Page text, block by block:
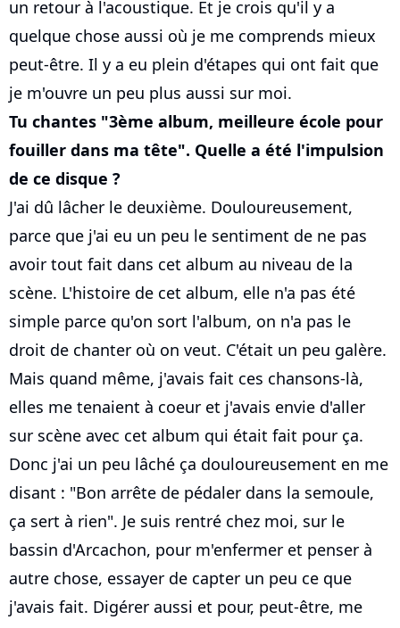
un retour à l'acoustique. Et je crois qu'il y a
quelque chose aussi où je me comprends mieux
peut-être. Il y a eu plein d'étapes qui ont fait que
je m'ouvre un peu plus aussi sur moi.
Tu chantes "3ème album, meilleure école pour
fouiller dans ma tête". Quelle a été l'impulsion
de ce disque ?
J'ai dû lâcher le deuxième. Douloureusement,
parce que j'ai eu un peu le sentiment de ne pas
avoir tout fait dans cet album au niveau de la
scène. L'histoire de cet album, elle n'a pas été
simple parce qu'on sort l'album, on n'a pas le
droit de chanter où on veut. C'était un peu galère.
Mais quand même, j'avais fait ces chansons-là,
elles me tenaient à coeur et j'avais envie d'aller
sur scène avec cet album qui était fait pour ça.
Donc j'ai un peu lâché ça douloureusement en me
disant : "Bon arrête de pédaler dans la semoule,
ça sert à rien". Je suis rentré chez moi, sur le
bassin d'Arcachon, pour m'enfermer et penser à
autre chose, essayer de capter un peu ce que
j'avais fait. Digérer aussi et pour, peut-être, me